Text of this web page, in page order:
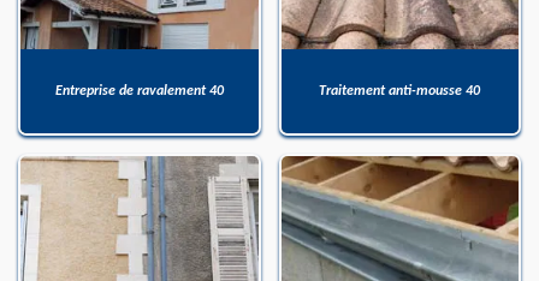
Entreprise de ravalement 40 Traitement anti-mousse 40